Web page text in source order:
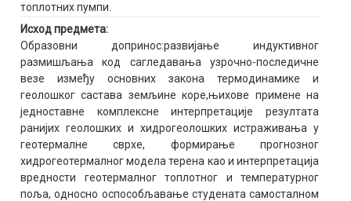
топлотних пумпи.
Исход предмета:
Oбразовни допринос:развијање индуктивног
размишљања код сагледавања узрочно-последичне
везе између основних закона термодинамике и
геолошког састава земљине коре,њихове примене на
једноставне комплексне интерпретације резултата
ранијих геолошких и хидрогеолошких истраживања у
геотермалне сврхе, формирање прогнозног
хидрогеотермалног модела терена као и интерпретација
вредности геотермалног топлотног и температурног
поља, односно оспособљавање студената самосталном